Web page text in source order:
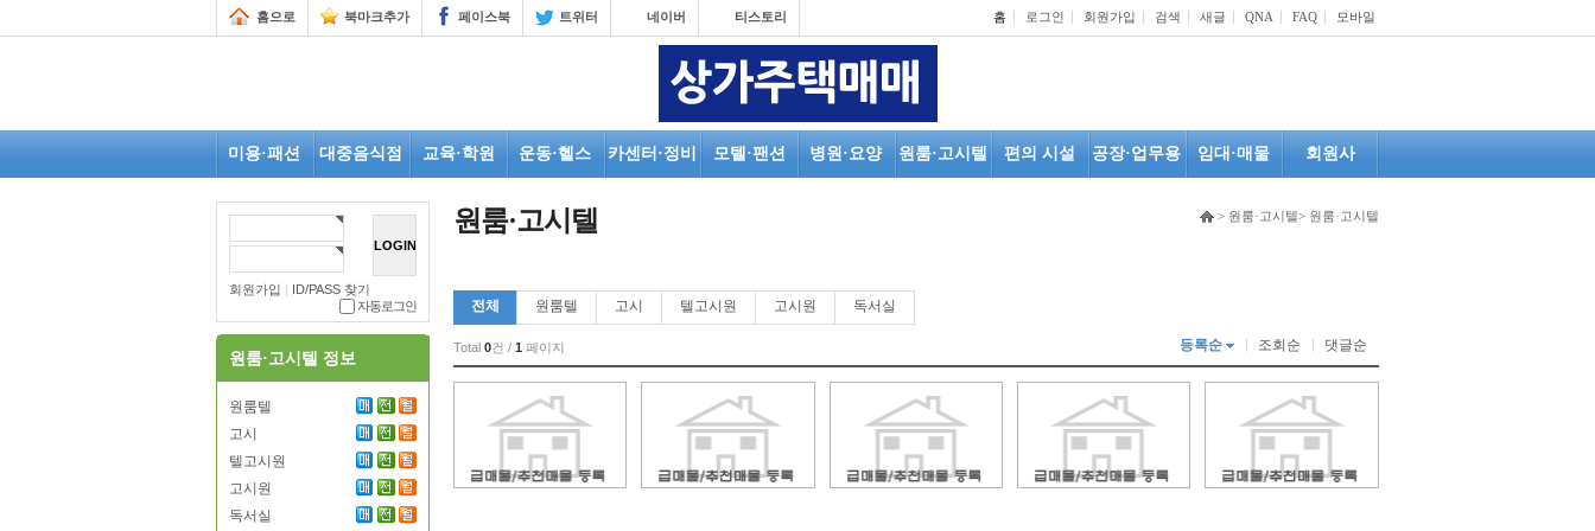
홈으로 북마크추가 페이스북 트위터 네이버 티스토리 홈 로그인 회원가입 검색 새글 QNA FAQ 모바일
미용·패션 대중음식점 교육·학원 운동·헬스 카센터·정비 모텔·팬션 병원·요양 원룸·고시텔 편의 시설 공장·업무용 임대·매물 회원사
회원가입 | ID/PASS 찾기
자동로그인
원룸·고시텔 정보
원룸텔
고시
텔고시원
고시원
독서실
원룸·고시텔 > 원룸·고시텔> 원룸·고시텔
전체 원룸텔 고시 텔고시원 고시원 독서실
Total 0건 / 1 페이지 등록순 조회순 댓글순